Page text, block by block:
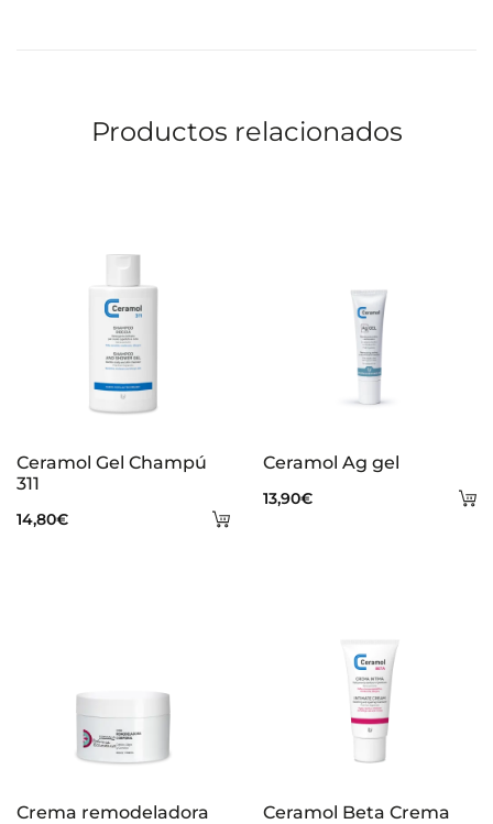
Productos relacionados
Añadir
Ceramol Gel Champú
311
14,80€
Ceramol Ag gel
13,90€
Crema remodeladora
Ceramol Beta Crema